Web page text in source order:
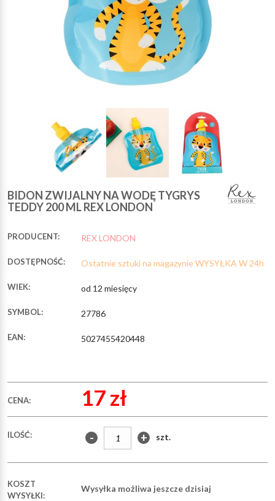
BIDON ZWIJALNY NA WODĘ TYGRYS
TEDDY 200 ML REX LONDON
PRODUCENT: REX LONDON
DOSTĘPNOŚĆ: Ostatnie sztuki na magazynie WYSYŁKA W 24h
WIEK: od 12 miesięcy
SYMBOL: 27786
EAN: 5027455420448
CENA: 17 zł
ILOŚĆ: - + szt.
KOSZT
WYSYŁKI:
Wysyłka możliwa jeszcze dzisiaj